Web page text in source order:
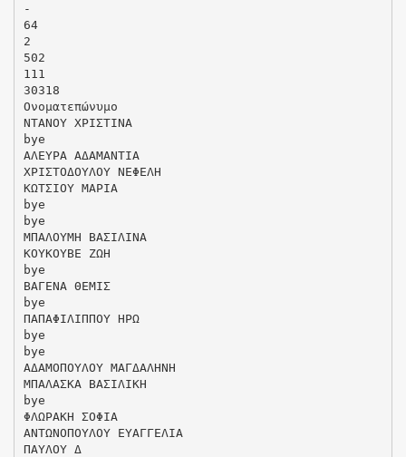
-
64
2
502
111
30318
Ονοματεπώνυμο
ΝΤΑΝΟΥ ΧΡΙΣΤΙΝΑ
bye
ΑΛΕΥΡΑ ΑΔΑΜΑΝΤΙΑ
ΧΡΙΣΤΟΔΟΥΛΟΥ ΝΕΦΕΛΗ
ΚΩΤΣΙΟΥ ΜΑΡΙΑ
bye
bye
ΜΠΑΛΟΥΜΗ ΒΑΣΙΛΙΝΑ
ΚΟΥΚΟΥΒΕ ΖΩΗ
bye
ΒΑΓΕΝΑ ΘΕΜΙΣ
bye
ΠΑΠΑΦΙΛΙΠΠΟΥ ΗΡΩ
bye
bye
ΑΔΑΜΟΠΟΥΛΟΥ ΜΑΓΔΑΛΗΝΗ
ΜΠΑΛΑΣΚΑ ΒΑΣΙΛΙΚΗ
bye
ΦΛΩΡΑΚΗ ΣΟΦΙΑ
ΑΝΤΩΝΟΠΟΥΛΟΥ ΕΥΑΓΓΕΛΙΑ
ΠΑΥΛΟΥ Δ